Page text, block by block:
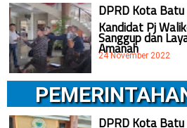
DPRD Kota
Kandidat Pj
Sanggup dan
Amanah
24 November 2022
DPRD Kota